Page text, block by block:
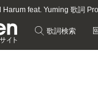
Harum feat. Yuming 歌詞
歌詞検索